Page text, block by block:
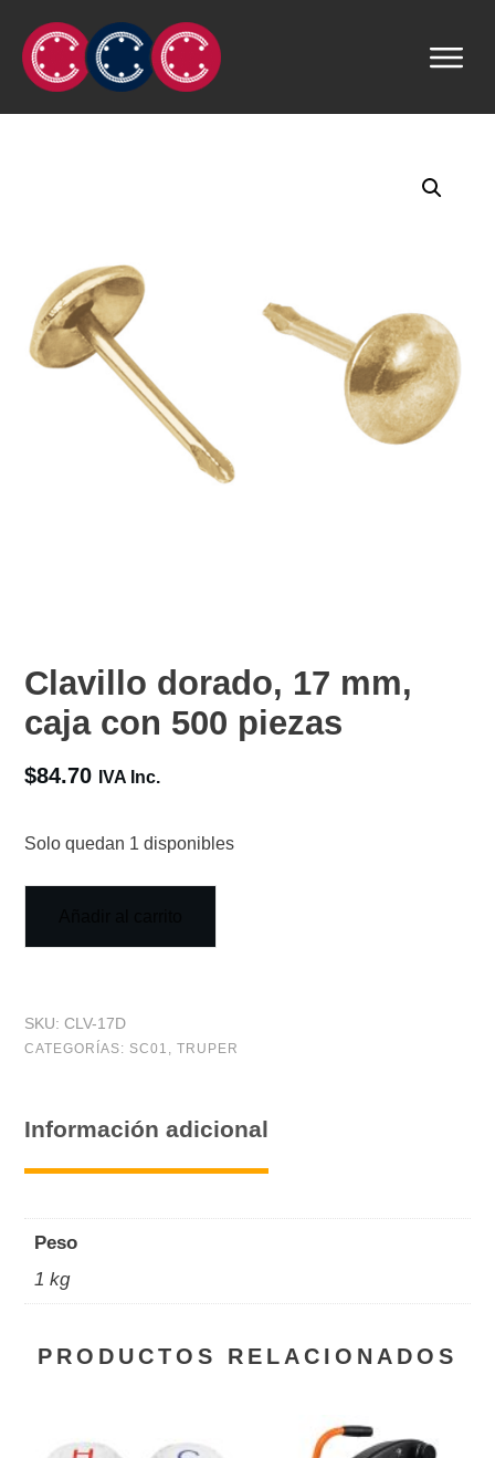
Clavillo dorado, 17 mm,
caja con 500 piezas
$84.70 IVA Inc.
Solo quedan 1 disponibles
SKU: CLV-17D
CATEGORÍAS: SC01 , TRUPER
Información adicional
Peso
1 kg
PRODUCTOS RELACIONADOS